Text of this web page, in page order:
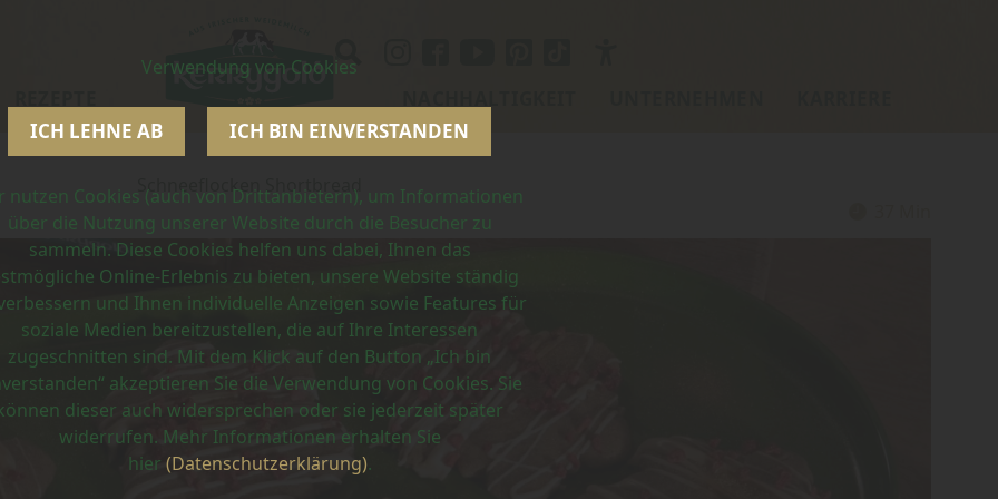
Verwendung von Cookies
ICH LEHNE AB ICH BIN EINVERSTANDEN
nutzen Cookies (auch von Drittanbietern), um Informationen
über die Nutzung unserer Website durch die Besucher zu
sammeln. Diese Cookies helfen uns dabei, Ihnen das
Online-Erlebnis zu bieten, unsere Website ständig
und Ihnen individuelle Anzeigen sowie Features für
soziale Medien bereitzustellen, die auf Ihre Interessen
zugeschnitten sind. Mit dem Klick auf den Button „Ich bin
akzeptieren Sie die Verwendung von Cookies. Sie
dieser auch widersprechen oder sie jederzeit später
widerrufen. Mehr Informationen erhalten Sie
hier (Datenschutzerklärung).
Schneeflocken Shortbread